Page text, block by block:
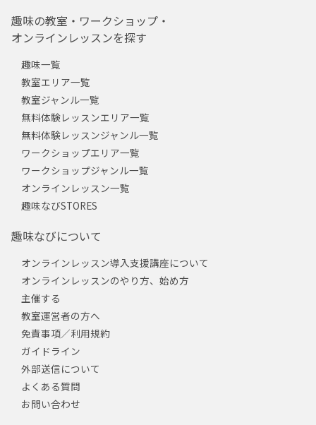
趣味の教室・ワークショップ・
オンラインレッスンを探す
趣味一覧
教室エリア一覧
教室ジャンル一覧
無料体験レッスンエリア一覧
無料体験レッスンジャンル一覧
ワークショップエリア一覧
ワークショップジャンル一覧
オンラインレッスン一覧
趣味なびSTORES
趣味なびについて
オンラインレッスン導入支援講座について
オンラインレッスンのやり方、始め方
主催する
教室運営者の方へ
免責事項／利用規約
ガイドライン
外部送信について
よくある質問
お問い合わせ